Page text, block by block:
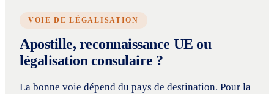
VOIE DE LÉGALISATION
Apostille, reconnaissance UE ou
légalisation consulaire ?
La bonne voie dépend du pays de destination. Pour la